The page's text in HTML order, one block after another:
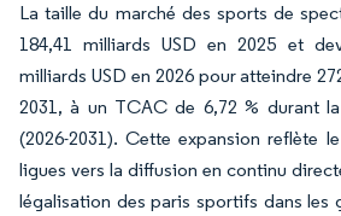
La taille du marché des sports de
184,41 milliards USD en 2025 et
milliards USD en 2026 pour atteindre
2031, à un TCAC de 6,72 % durant
(2026-2031). Cette expansion reflète
ligues vers la diffusion en continu
légalisation des paris sportifs dans les